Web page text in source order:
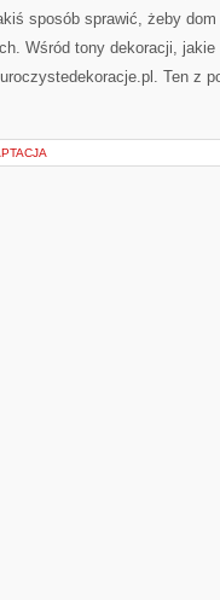
sposób sprawić, żeby dom
Wśród tony dekoracji,
Ten z